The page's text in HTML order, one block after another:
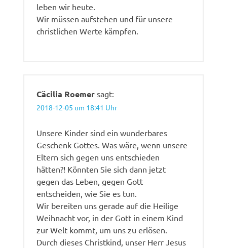
leben wir heute.
Wir müssen aufstehen und für unsere
christlichen Werte kämpfen.
Cäcilia Roemer sagt:
2018-12-05 um 18:41 Uhr
Unsere Kinder sind ein wunderbares
Geschenk Gottes. Was wäre, wenn unsere
Eltern sich gegen uns entschieden
hätten?! Könnten Sie sich dann jetzt
gegen das Leben, gegen Gott
entscheiden, wie Sie es tun.
Wir bereiten uns gerade auf die Heilige
Weihnacht vor, in der Gott in einem Kind
zur Welt kommt, um uns zu erlösen.
Durch dieses Christkind, unser Herr Jesus